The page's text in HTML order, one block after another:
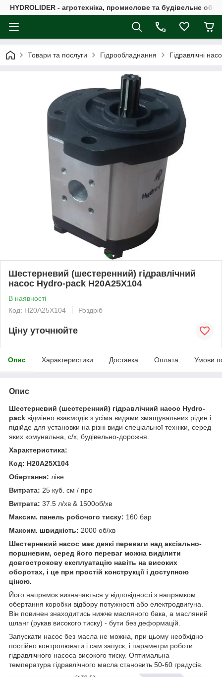
HYDROLIDER - агротехніка, промислове та будівельне
Товари та послуги Гідрообладнання Гідравлічні
Шестерневий (шестеренний) гідравлічний
насос Hydro-pack H20A25X104
В наявності
Код: H20A25X104
Роздріб
Ціну уточнюйте
Опис Характеристики Доставка Оплата Умови
Опис
Шестерневий (шестеренний) гідравлічний насос Hydro-
pack відмінно взаємодіє з усіма видами змащувальних рідин і
підійде для установки на різні види спеціальної техніки, серед
яких комунальна, с/х, будівельно-дорожня.
Характеристика:
Код: H20A25X104
Обертання: ліве
Витрата: 25 куб. см / про
Витрата: 37.5 л/хв & 1500об/хв
Максим. панель робочого тиску: 160 бар
Максим. швидкість: 2000 об/хв
Шестерневий насос має деякі переваги над аксіально-
поршневим, серед його переваг можна виділити
довгострокову експлуатацію навіть на високих
оборотах, і це при простій конструкції і доступною
ціною.
Його напрямок визначається у відповідності з напрямком
обертання коробки відбору потужності або електродвигуна.
Він повинен знаходитись нижче масляного бака, а масляний
шланг (рукав високого тиску) - бути без деформацій.
Запускати насос без масла не можна, при цьому необхідно
постійно контролювати і сам запуск, і параметри роботи
гідравлічного насоса високого тиску. Оптимальна
температура гідравлічного масла становить 50-60 градусів.